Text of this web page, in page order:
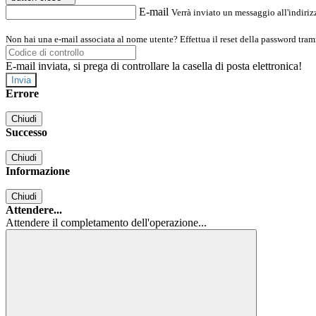
E-mail Verrà inviato un messaggio
Non hai una e-mail associata al nome utente? Effettua il reset della password
E-mail inviata, si prega di controllare la casella di posta elettronica!
Errore
Chiudi
Successo
Chiudi
Informazione
Chiudi
Attendere...
Attendere il completamento dell'operazione...